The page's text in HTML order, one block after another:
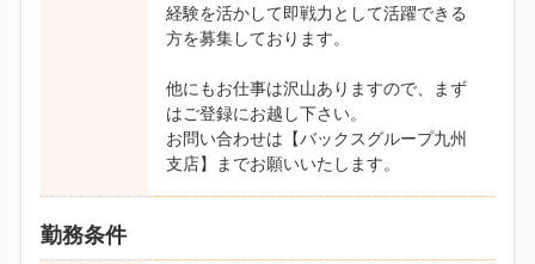
経験を活かして即戦力として活躍できる
方を募集しております。
他にもお仕事は沢山ありますので、まず
はご登録にお越し下さい。
お問い合わせは【バックスグループ九州
支店】までお願いいたします。
勤務条件